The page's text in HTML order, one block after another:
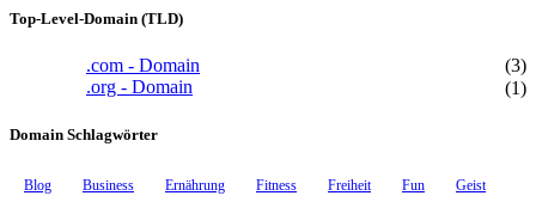
Top-Level-Domain (TLD)
.com - Domain
(3)
.org - Domain
(1)
Domain Schlagwörter
Blog Business Ernährung Fitness Freiheit Fun
Geist